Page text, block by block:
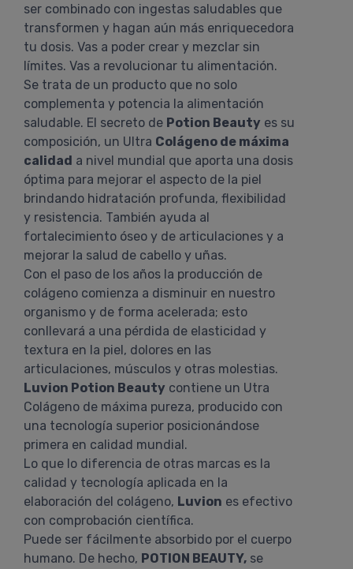
ser combinado con ingestas saludables que
transformen y hagan aún más enriquecedora
tu dosis. Vas a poder crear y mezclar sin
límites. Vas a revolucionar tu alimentación.
Se trata de un producto que no solo
complementa y potencia la alimentación
saludable. El secreto de Potion Beauty es su
composición, un Ultra Colágeno de máxima
calidad a nivel mundial que aporta una dosis
óptima para mejorar el aspecto de la piel
brindando hidratación profunda, flexibilidad
y resistencia. También ayuda al
fortalecimiento óseo y de articulaciones y a
mejorar la salud de cabello y uñas.
Con el paso de los años la producción de
colágeno comienza a disminuir en nuestro
organismo y de forma acelerada; esto
conllevará a una pérdida de elasticidad y
textura en la piel, dolores en las
articulaciones, músculos y otras molestias.
Luvion Potion Beauty contiene un Utra
Colágeno de máxima pureza, producido con
una tecnología superior posicionándose
primera en calidad mundial.
Lo que lo diferencia de otras marcas es la
calidad y tecnología aplicada en la
elaboración del colágeno, Luvion es efectivo
con comprobación científica.
Puede ser fácilmente absorbido por el cuerpo
humano. De hecho, POTION BEAUTY, se